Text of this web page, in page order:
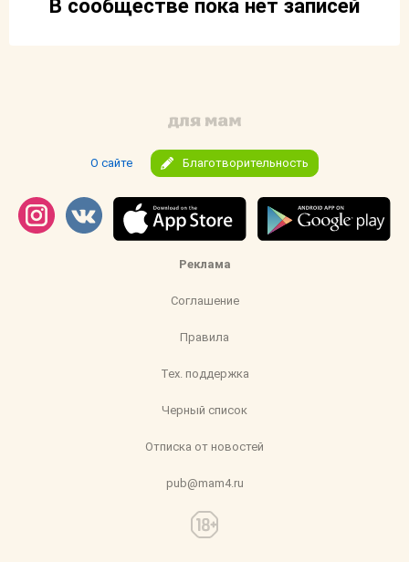
В сообществе пока нет записей
О сайте Благотворительность
Реклама
Соглашение
Правила
Тех. поддержка
Черный список
Отписка от новостей
pub@mam4.ru